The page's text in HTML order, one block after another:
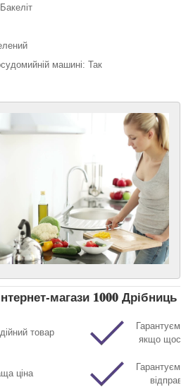
машині: Так
магази 𝟏𝟎𝟎𝟎 Дрібниць
товар
Гарантуємо
якщо щось
ціна
Гарантуємо